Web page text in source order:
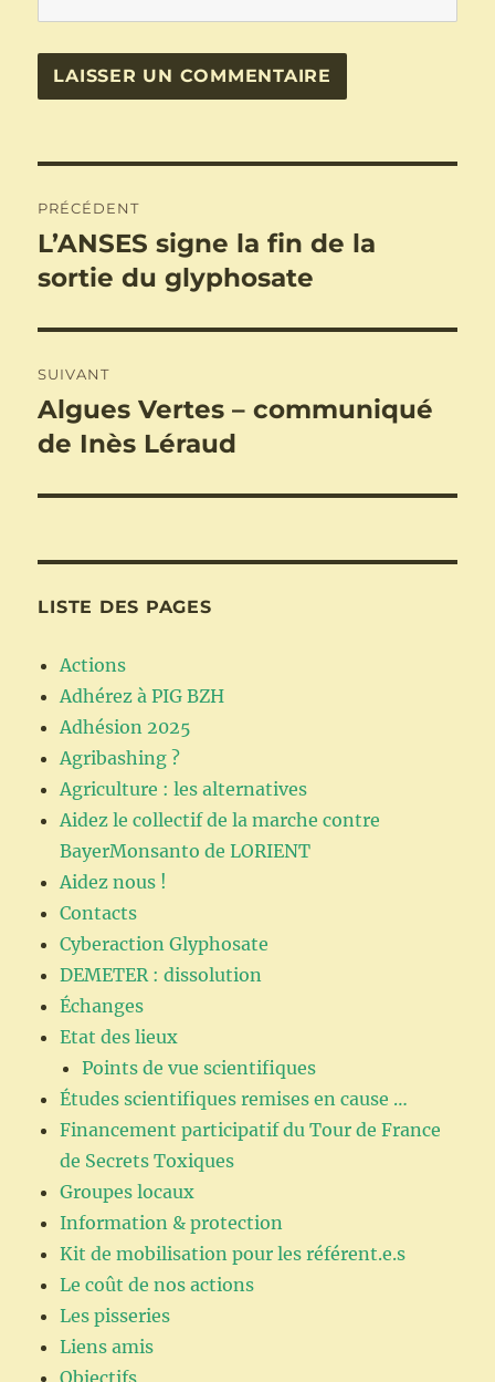
de
l’article
PRÉCÉDENT
Publication
précédente :
L’ANSES signe la fin de la
sortie du glyphosate
SUIVANT
Publication
suivante :
Algues Vertes – communiqué
de Inès Léraud
LISTE DES PAGES
Actions
Adhérez à PIG BZH
Adhésion 2025
Agribashing ?
Agriculture : les alternatives
Aidez le collectif de la marche contre
BayerMonsanto de LORIENT
Aidez nous !
Contacts
Cyberaction Glyphosate
DEMETER : dissolution
Échanges
Etat des lieux
Points de vue scientifiques
Études scientifiques remises en cause …
Financement participatif du Tour de France
de Secrets Toxiques
Groupes locaux
Information & protection
Kit de mobilisation pour les référent.e.s
Le coût de nos actions
Les pisseries
Liens amis
Objectifs